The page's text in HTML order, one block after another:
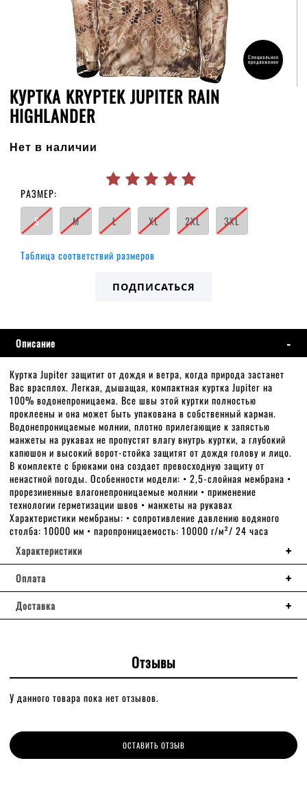
Специальное
предложение
КУРТКА KRYPTEK JUPITER RAIN
HIGHLANDER
Нет в наличии
РАЗМЕР:
S
M L XL 2XL 3XL
Таблица соответствий размеров
ПОДПИСАТЬСЯ
Описание
Куртка Jupiter защитит от дождя и ветра, когда природа застанет
Вас врасплох. Легкая, дышащая, компактная куртка Jupiter на
100% водонепроницаема. Все швы этой куртки полностью
проклеены и она может быть упакована в собственный карман.
Водонепроницаемые молнии, плотно прилегающие к запястью
манжеты на рукавах не пропустят влагу внутрь куртки, а глубокий
капюшон и высокий ворот-стойка защитят от дождя голову и лицо.
В комплекте с брюками она создает превосходную защиту от
ненастной погоды. Особенности модели: • 2,5-слойная мембрана •
прорезиненные влагонепроницаемые молнии • применение
технологии герметизации швов • манжеты на рукавах
Характеристики мембраны: • сопротивление давлению водяного
столба: 10000 мм • паропроницаемость: 10000 г/м²/ 24 часа
Характеристики
Оплата
Доставка
Отзывы
У данного товара пока нет отзывов.
ОСТАВИТЬ ОТЗЫВ